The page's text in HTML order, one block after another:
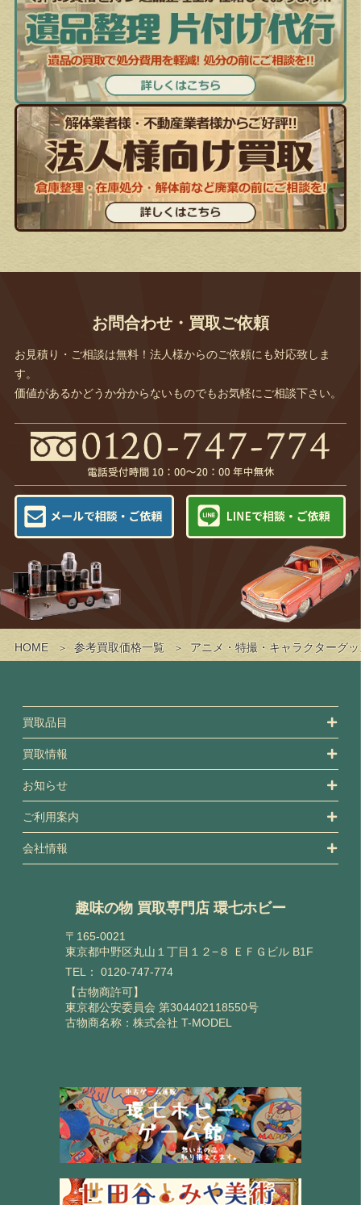
HOME 参考買取価格一覧 アニメ・特撮・キャラクターグ
お問合わせ・買取ご依頼
お見積り・ご相談は無料！法人様からのご依頼にも対応致しま
す。
価値があるかどうか分からないものでもお気軽にご相談下さい。
買取品目
買取情報
お知らせ
ご利用案内
会社情報
趣味の物 買取専門店 環七ホビー
〒165-0021
東京都中野区丸山１丁目１２−８ ＥＦＧビル B1F
TEL： 0120-747-774
【古物商許可】
東京都公安委員会 第304402118550号
古物商名称：株式会社 T-MODEL